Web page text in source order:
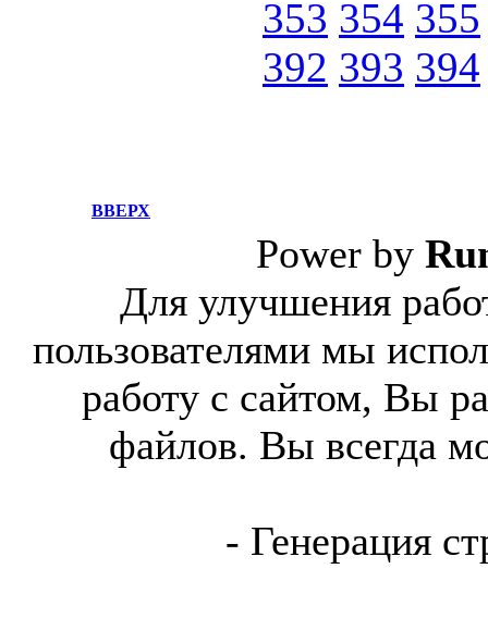
353 354 355
392 393 394
ВВЕРХ
Power by
Для улучшения
пользователями мы
работу с сайтом, Вы
файлов. Вы всегда
- Генерация